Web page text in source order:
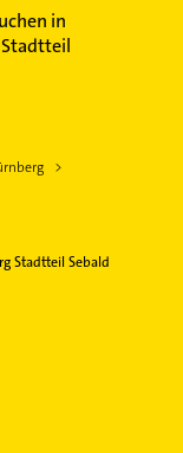
in
Stadtteil Sebald